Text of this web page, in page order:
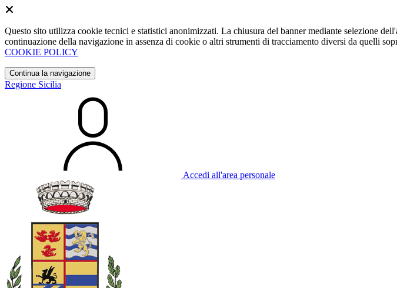
Questo sito utilizza cookie tecnici e statistici anonimizzati. La chiusura del banner mediante selezione
continuazione della navigazione in assenza di cookie o altri strumenti di tracciamento diversi da quelli
COOKIE POLICY
Continua la navigazione
Regione Sicilia
Accedi all'area personale